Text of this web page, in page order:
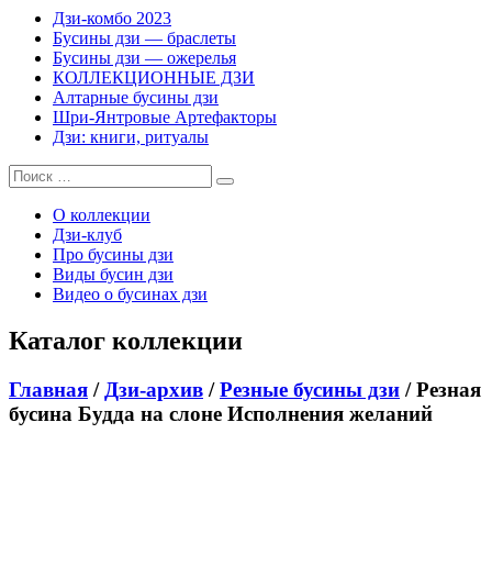
Дзи-комбо 2023
Бусины дзи — браслеты
Бусины дзи — ожерелья
КОЛЛЕКЦИОННЫЕ ДЗИ
Алтарные бусины дзи
Шри-Янтровые Артефакторы
Дзи: книги, ритуалы
О коллекции
Дзи-клуб
Про бусины дзи
Виды бусин дзи
Видео о бусинах дзи
Каталог коллекции
Главная / Дзи-архив /Резные бусины дзи / Резная
бусина Будда на слоне Исполнения желаний